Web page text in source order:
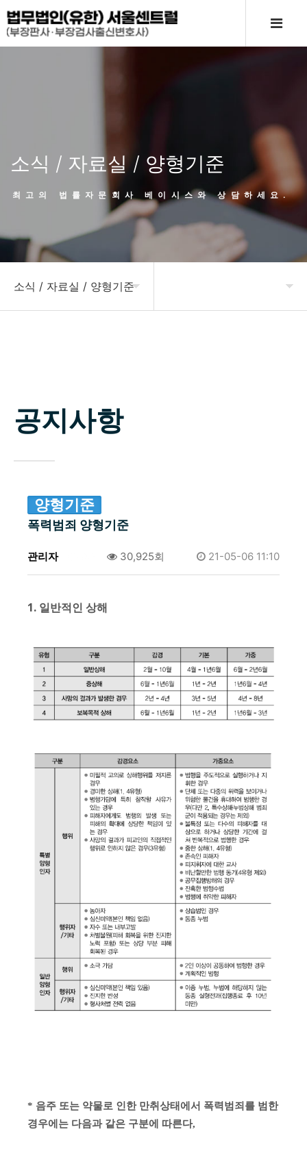
소식 / 자료실 / 양형기준
최고의 법률자문회사 베이시스와 상담하세요.
소식 / 자료실 / 양형기준
상담신청
공지사항
양형기준
폭력범죄 양형기준
관리자 30,925회 21-05-06 11:10
1. 일반적인 상해
* 음주 또는 약물로 인한 만취상태에서 폭력범죄를 범한
경우에는 다음과 같은 구분에 따른다,